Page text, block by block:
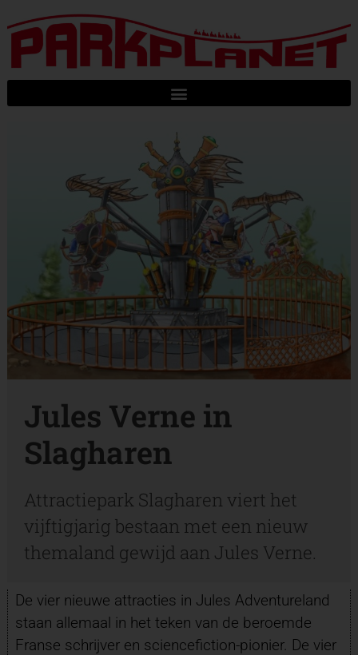
Jules Verne in
Slagharen
Attractiepark Slagharen viert het
vijftigjarig bestaan met een nieuw
themaland gewijd aan Jules Verne.
De vier nieuwe attracties in Jules Adventureland
staan allemaal in het teken van de beroemde
Franse schrijver en sciencefiction-pionier. De vier